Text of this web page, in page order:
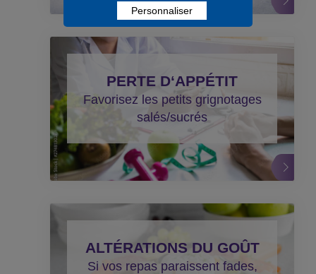
PERTE D‘APPÉTIT
Favorisez les petits grignotages
salés/sucrés
ALTÉRATIONS DU GOÛT
Si vos repas paraissent fades,
Personnaliser